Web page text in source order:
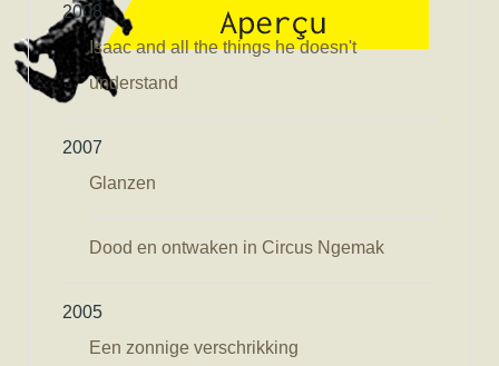
2008
Isaac and all the things he doesn't
understand
2007
Glanzen
Dood en ontwaken in Circus Ngemak
2005
Een zonnige verschrikking